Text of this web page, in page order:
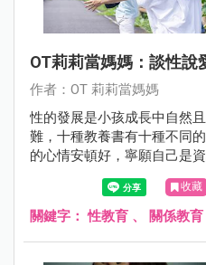
OT莉莉當媽媽：談性說
作者：OT 莉莉當媽媽
性的發展是小孩成長中自然
難，十種教養書有十種不同
的心情安頓好，寧願自己是
偏誤的訊息。
收藏
關鍵字：性教育 、 關係教育